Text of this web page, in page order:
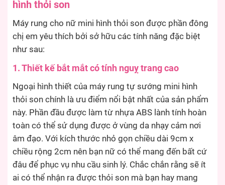
hình thỏi son
Máy rung cho nữ mini hình thỏi son được phần đông
chị em yêu thích bởi sở hữu các tính năng đặc biệt
như sau:
1. Thiết kế bắt mắt có tính nguỵ trang cao
Ngoại hình thiết của máy rung tự sướng mini hình
thỏi son chính là ưu điểm nổi bật nhất của sản phẩm
này. Phần đầu được làm từ nhựa ABS lành tính hoàn
toàn có thể sử dụng được ở vùng da nhạy cảm nơi
âm đạo. Với kích thước nhỏ gọn chiều dài 9cm x
chiều rộng 2cm nên bạn nữ có thể mang đến bất cứ
đâu để phục vụ nhu cầu sinh lý. Chắc chắn rằng sẽ ít
ai có thể nhận ra được thỏi son mà bạn hay mang